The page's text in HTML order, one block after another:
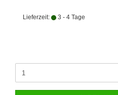
Lieferzeit: 3 - 4 Tage